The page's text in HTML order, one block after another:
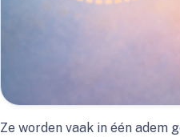
Ze worden vaak in één adem